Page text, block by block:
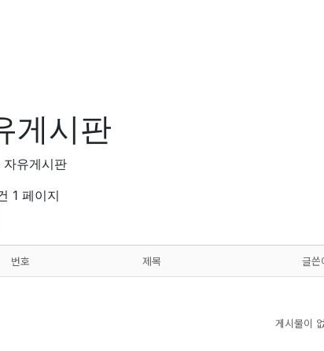
게시판
유게시판
1 페이지
번호 제목 글쓴
게시물이